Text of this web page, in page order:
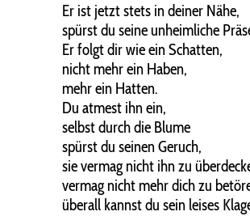
Er ist jetzt stets in deiner Nähe,
spürst du seine unheimliche
Er folgt dir wie ein Schatten,
nicht mehr ein Haben,
mehr ein Hatten.
Du atmest ihn ein,
selbst durch die Blume
spürst du seinen Geruch,
sie vermag nicht ihn zu
vermag nicht mehr dich zu
überall kannst du sein leises